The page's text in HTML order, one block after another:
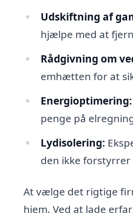
Udskiftning af
hjælpe med at
Rådgivning om
emhætten for at
Energioptimering:
penge på
Lydisolering:
den ikke
At vælge det rigtige
hjem. Ved at lade